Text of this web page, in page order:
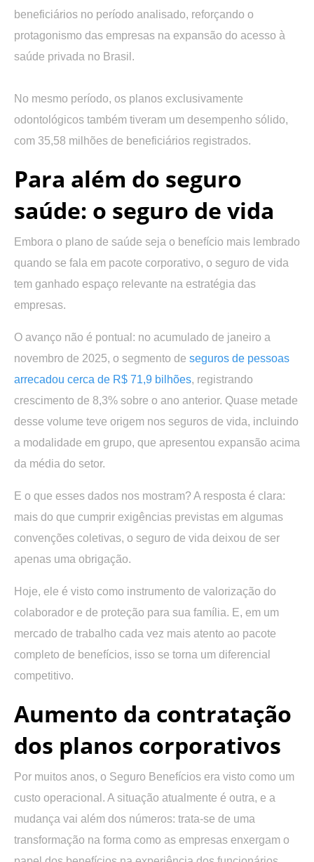
beneficiários no período analisado, reforçando o
protagonismo das empresas na expansão do acesso à
saúde privada no Brasil .
No mesmo período, os planos exclusivamente
odontológicos também tiveram um desempenho sólido,
com 35,58 milhões de beneficiários registrados.
Para além do seguro
saúde: o seguro de vida
Embora o plano de saúde seja o benefício mais lembrado
quando se fala em pacote corporativo, o seguro de vida
tem ganhado espaço relevante na estratégia das
empresas.
O avanço não é pontual: no acumulado de janeiro a
novembro de 2025, o segmento de seguros de pessoas
arrecadou cerca de R$ 71,9 bilhões, registrando
crescimento de 8,3% sobre o ano anterior. Quase metade
desse volume teve origem nos seguros de vida, incluindo
a modalidade em grupo, que apresentou expansão acima
da média do setor.
E o que esses dados nos mostram? A resposta é clara:
mais do que cumprir exigências previstas em algumas
convenções coletivas, o seguro de vida deixou de ser
apenas uma obrigação.
Hoje, ele é visto como instrumento de valorização do
colaborador e de proteção para sua família. E, em um
mercado de trabalho cada vez mais atento ao pacote
completo de benefícios, isso se torna um diferencial
competitivo.
Aumento da contratação
dos planos corporativos
Por muitos anos, o Seguro Benefícios era visto como um
custo operacional. A situação atualmente é outra, e a
mudança vai além dos números: trata-se de uma
transformação na forma como as empresas enxergam o